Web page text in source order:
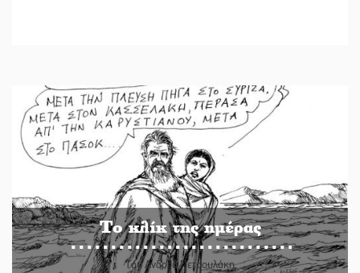
Το κλίκ της ημέρας
Του Ανδρέα Πετρουλάκη